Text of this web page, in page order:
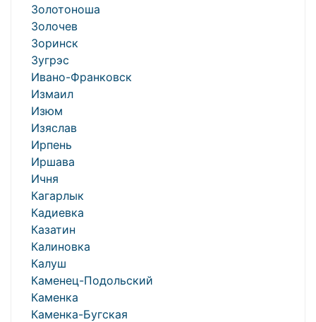
Золотоноша
Золочев
Зоринск
Зугрэс
Ивано-Франковск
Измаил
Изюм
Изяслав
Ирпень
Иршава
Ичня
Кагарлык
Кадиевка
Казатин
Калиновка
Калуш
Каменец-Подольский
Каменка
Каменка-Бугская